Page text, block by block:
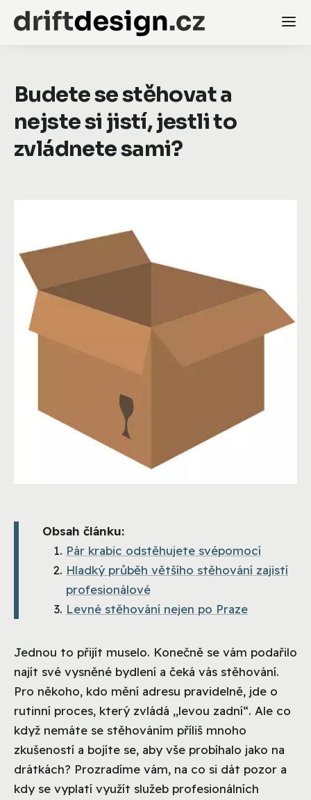
Budete se stěhovat a
nejste si jistí, jestli to
zvládnete sami?
Obsah článku:
Pár krabic odstěhujete svépomocí
Hladký průběh většího stěhování zajistí
profesionálové
Levné stěhování nejen po Praze
Jednou to přijít muselo. Konečně se vám podařilo
najít své vysněné bydlení a čeká vás stěhování.
Pro někoho, kdo mění adresu pravidelně, jde o
rutinní proces, který zvládá „levou zadní“. Ale co
když nemáte se stěhováním příliš mnoho
zkušeností a bojíte se, aby vše probíhalo jako na
drátkách? Prozradíme vám, na co si dát pozor a
kdy se vyplatí využít služeb profesionálních